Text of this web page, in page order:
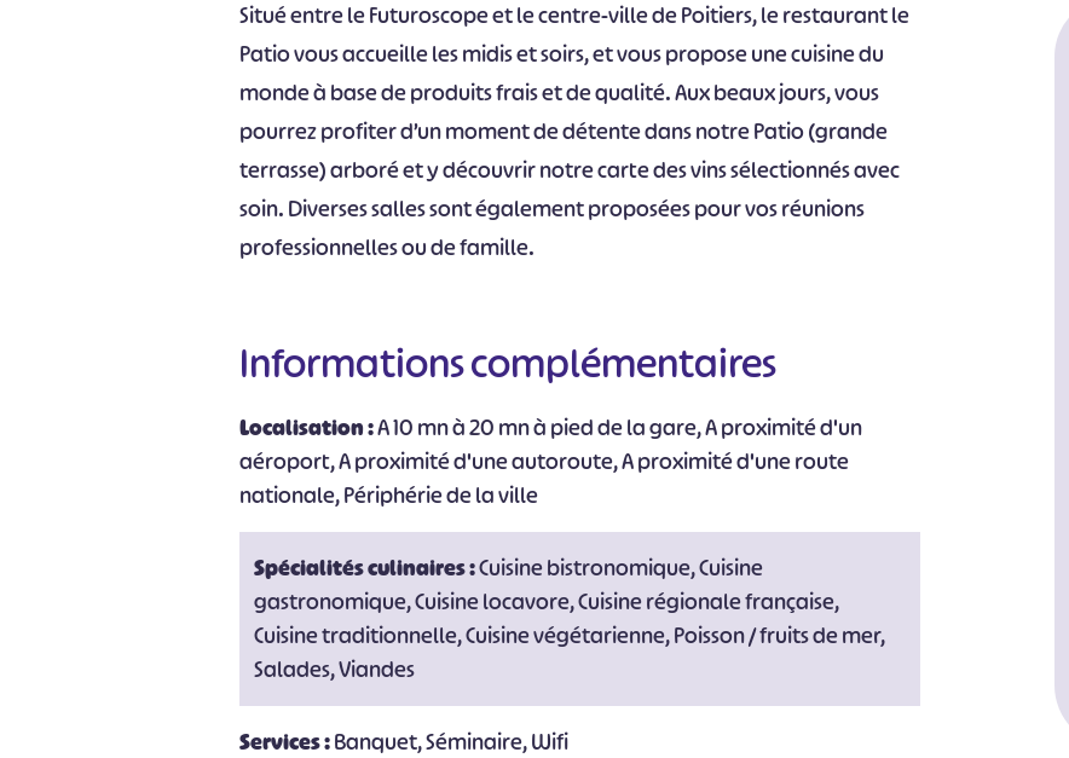
Situé entre le Futuroscope et le centre-ville de Poitiers, le restaurant le
Patio vous accueille les midis et soirs, et vous propose une cuisine du
monde à base de produits frais et de qualité. Aux beaux jours, vous
pourrez profiter d’un moment de détente dans notre Patio (grande
terrasse) arboré et y découvrir notre carte des vins sélectionnés avec
soin. Diverses salles sont également proposées pour vos réunions
professionnelles ou de famille.
Informations complémentaires
Localisation :A 10 mn à 20 mn à pied de la gare, A proximité d'un
aéroport, A proximité d'une autoroute, A proximité d'une route
nationale, Périphérie de la ville
Spécialités culinaires :Cuisine bistronomique, Cuisine
gastronomique, Cuisine locavore, Cuisine régionale française,
Cuisine traditionnelle, Cuisine végétarienne, Poisson / fruits de mer,
Salades, Viandes
Services :Banquet, Séminaire, Wifi